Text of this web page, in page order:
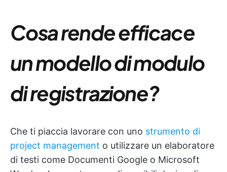
Cosa rende efficace
un modello di modulo
di registrazione?
Che ti piaccia lavorare con uno strumento di
project management o utilizzare un elaboratore
di testi come Documenti Google o Microsoft